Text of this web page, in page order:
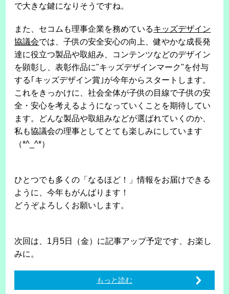
で大きな鍵になりそうですね。
また、セコムも理事企業を務めているキッズデザイン
協議会では、子供の安全安心の向上、健やかな成長発
達に役立つ製品や取組み、コンテンツなどのデザイン
を顕彰し、表彰作品に"キッズデザインマーク"を付与
する｢キッズデザイン賞｣が今年からスタートします。
これをきっかけに、社会全体が子供の目線で子供の安
全・安心を考えるようになっていくことを期待してい
ます。どんな製品や取組みなどが選ばれていくのか、
私も協議会の理事としてとても楽しみにしています
（*^_^*）
ひとつでも多くの「なるほど！」情報をお届けできる
ように、今年もがんばります！
どうぞよろしくお願いします。
次回は、1月5日（金）に記事アップ予定です、お楽し
みに。
もっと読む